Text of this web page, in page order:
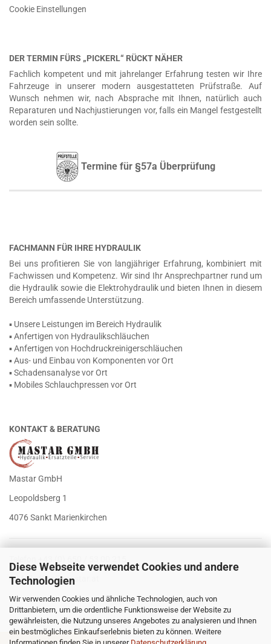
Diese Webseite verwendet Cookies und andere
Technologien
Wir verwenden Cookies und ähnliche Technologien, auch von
Drittanbietern, um die ordentliche Funktionsweise der Website zu
gewährleisten, die Nutzung unseres Angebotes zu analysieren und Ihnen
ein bestmögliches Einkaufserlebnis bieten zu können. Weitere
Informationen finden Sie in unserer Datenschutzerklärung
Cookie Einstellungen
DER TERMIN FÜRS „PICKERL“ RÜCKT NÄHER
Fachlich kompetent und mit jahrelanger Erfahrung testen wir Ihre
Fahrzeuge in unserer modern ausgestatteten Prüfstraße. Auf
Wunsch nehmen wir, nach Absprache mit Ihnen, natürlich auch
Reparaturen und Nachjustierungen vor, falls ein Mangel festgestellt
worden sein sollte.
Termine für §57a Überprüfung
FACHMANN FÜR IHRE HYDRAULIK
Bei uns profitieren Sie von langjähriger Erfahrung, kombiniert mit
Fachwissen und Kompetenz. Wir sind Ihr Ansprechpartner rund um
die Hydraulik sowie die Elektrohydraulik und bieten Ihnen in diesem
Bereich umfassende Unterstützung.
▪ Unsere Leistungen im Bereich Hydraulik
▪ Anfertigen von Hydraulikschläuchen
▪ Anfertigen von Hochdruckreinigerschläuchen
▪ Aus- und Einbau von Komponenten vor Ort
▪ Schadensanalyse vor Ort
▪ Mobiles Schlauchpressen vor Ort
KONTAKT & BERATUNG
Mastar GmbH
Leopoldsberg 1
4076 Sankt Marienkirchen
E-Mailoffice@mastar.at